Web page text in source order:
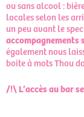
ou sans alcool :
locales selon les
un peu avant le
accompagnements
également nous
boite à mots Thou
/!\ L’accès au bar